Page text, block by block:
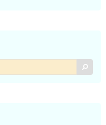
Zoek